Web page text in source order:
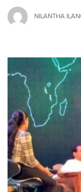
NILANTHA